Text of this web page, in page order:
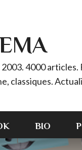
4000
classiques.
BIO